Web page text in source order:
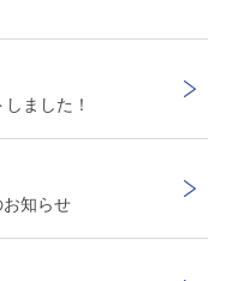
ました！
知らせ